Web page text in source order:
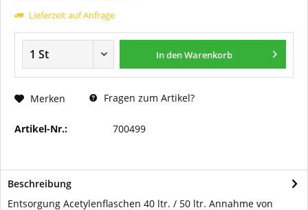
Lieferzeit auf Anfrage
In denWarenkorb
Merken Fragen zum Artikel?
Artikel-Nr.: 700499
Beschreibung
Entsorgung Acetylenflaschen 40 ltr. / 50 ltr. Annahme von